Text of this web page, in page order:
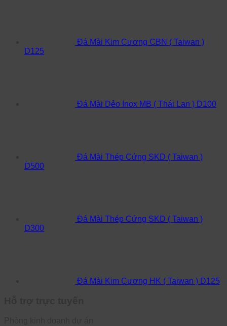
Đá Mài Kim Cương CBN ( Taiwan )
D125
Đá Mài Dẻo Inox MB ( Thái Lan ) D100
Đá Mài Thép Cứng SKD ( Taiwan )
D500
Đá Mài Thép Cứng SKD ( Taiwan )
D300
Đá Mài Kim Cương HK ( Taiwan ) D125